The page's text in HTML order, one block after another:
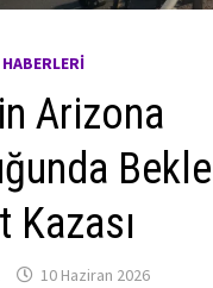
Arizona
Kazası
10 Haziran 2026